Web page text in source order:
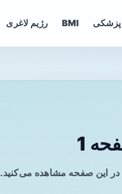
پزشکی BMI رژیم لاغری
1
در این صفحه مشاهده می‌کنید.